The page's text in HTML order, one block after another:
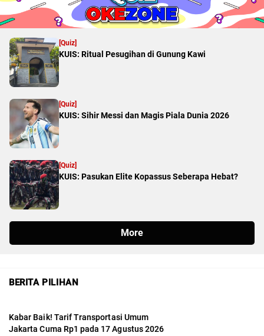
BERITA PILIHAN
Kabar Baik! Tarif Transportasi Umum
Jakarta Cuma Rp1 pada 17 Agustus 2026